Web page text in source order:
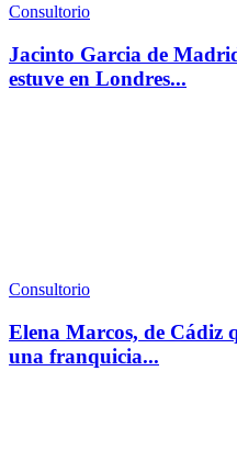
Consultorio
Jacinto Garcia de
estuve en Londres...
Consultorio
Elena Marcos, de Cádiz
una franquicia...